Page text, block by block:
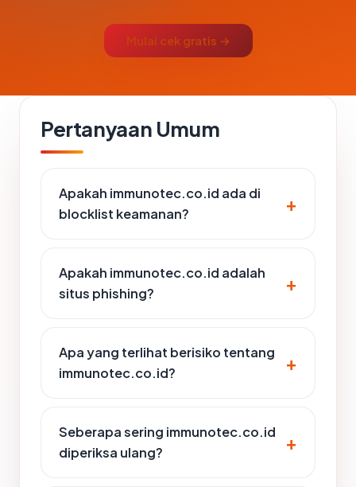
Mulai cek gratis →
Pertanyaan Umum
Apakah immunotec.co.id ada di
blocklist keamanan?
Apakah immunotec.co.id adalah
situs phishing?
Apa yang terlihat berisiko tentang
immunotec.co.id?
Seberapa sering immunotec.co.id
diperiksa ulang?